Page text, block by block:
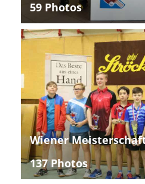
59 Photos
Wiener
137 Photos